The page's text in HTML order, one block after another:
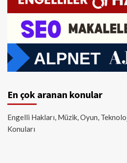
En çok aranan konular
Engelli Hakları, Müzik, Oyun,
Konuları